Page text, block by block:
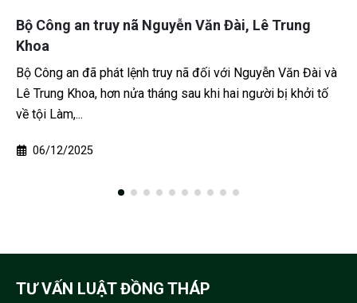
Văn Đài, Lê Trung
nã đối với Nguyễn Văn Đài và
sau khi hai người bị khởi tố
Mỹ Xuyên, Cần Thơ:
Chiều 28/4, TAND khu
xét xử sơ thẩm và tuyên
TƯ VẤN LUẬT ĐỒNG THÁP